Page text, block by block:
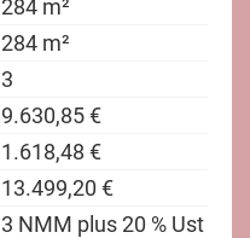
284 m²
284 m²
3
9.630,85 €
1.618,48 €
13.499,20 €
3 NMM plus 20 % Ust